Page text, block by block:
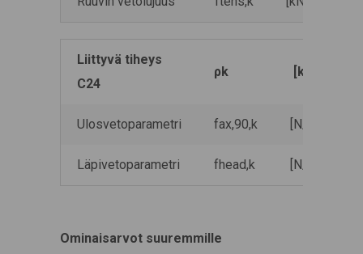
Liittyvä tiheys
C24
ρk [kg/m3]
Ulosvetoparametri fax,90,k [N/mm2]
Läpivetoparametri fhead,k [N/mm2]
Ominaisarvot suuremmille